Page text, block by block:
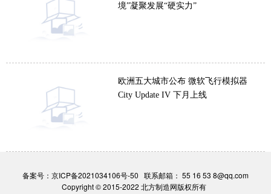
境”凝聚发展“硬实力”
欧洲五大城市公布 微软飞行模拟器
City Update IV 下月上线
备案号： 京ICP备2021034106号-50 联系邮箱： 55 16 53 8@qq.com
Copyright © 2015-2022 北方制造网版权所有